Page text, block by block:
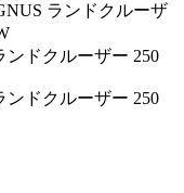
ランドクルーザ
ンドクルーザー 250
ンドクルーザー 250